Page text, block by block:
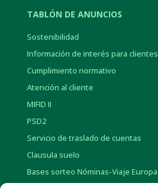
TABLÓN DE ANUNCIOS
Sostenibilidad
Información de interés para clientes
Cumplimiento normativo
Atención al cliente
MIFID II
PSD2
Servicio de traslado de cuentas
Clausula suelo
Bases sorteo Nóminas-Viaje Europa